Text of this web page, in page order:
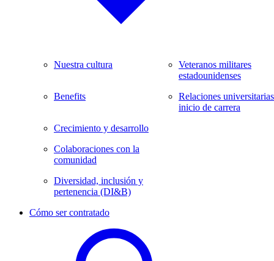
Nuestra cultura
Benefits
Crecimiento y desarrollo
Colaboraciones con la
comunidad
Diversidad, inclusión y
pertenencia (DI&B)
Veteranos militares
estadounidenses
Relaciones
inicio de carrera
Cómo ser contratado